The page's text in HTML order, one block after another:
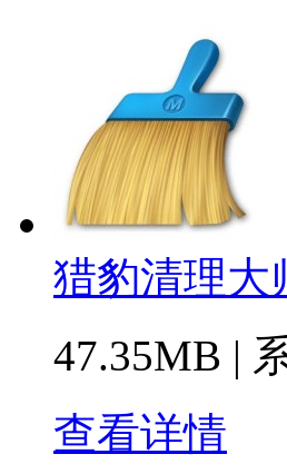
猎豹清理大
47.35MB |
查看详情